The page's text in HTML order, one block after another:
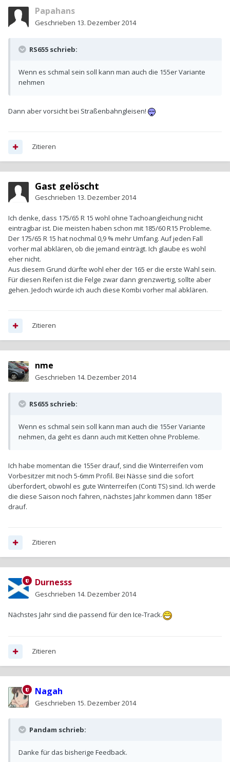
Papahans
Geschrieben 13. Dezember 2014
RS655 schrieb:
Wenn es schmal sein soll kann man auch die 155er Variante
nehmen
Dann aber vorsicht bei Straßenbahngleisen!
Zitieren
Gast gelöscht
Geschrieben 13. Dezember 2014
Ich denke, dass 175/65 R 15 wohl ohne Tachoangleichung nicht
eintragbar ist. Die meisten haben schon mit 185/60 R15 Probleme.
Der 175/65 R 15 hat nochmal 0,9 % mehr Umfang. Auf jeden Fall
vorher mal abklären, ob die jemand einträgt. Ich glaube es wohl
eher nicht.
Aus diesem Grund dürfte wohl eher der 165 er die erste Wahl sein.
Für diesen Reifen ist die Felge zwar dann grenzwertig, sollte aber
gehen. Jedoch würde ich auch diese Kombi vorher mal abklären.
Zitieren
nme
Geschrieben 14. Dezember 2014
RS655 schrieb:
Wenn es schmal sein soll kann man auch die 155er Variante
nehmen, da geht es dann auch mit Ketten ohne Probleme.
Ich habe momentan die 155er drauf, sind die Winterreifen vom
Vorbesitzer mit noch 5-6mm Profil. Bei Nässe sind die sofort
überfordert, obwohl es gute Winterreifen (Conti TS) sind. Ich werde
die diese Saison noch fahren, nächstes Jahr kommen dann 185er
drauf.
Zitieren
Durnesss
Geschrieben 14. Dezember 2014
Nächstes Jahr sind die passend für den Ice-Track.
Zitieren
Nagah
Geschrieben 15. Dezember 2014
Pandam schrieb:
Danke für das bisherige Feedback.